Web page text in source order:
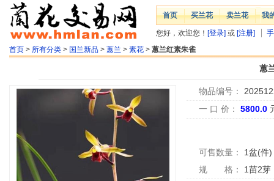
首页 买兰花 卖兰花 我
您好，欢迎您！ [登录] 或 [注册]
首页 > 所有分类 > 国兰新品 > 蕙兰 > 素花 > 蕙兰红素朱雀
蕙
物品编号：
一 口 价：
5800.0
可售数量： 1盆(件)
规 格：
1苗2芽